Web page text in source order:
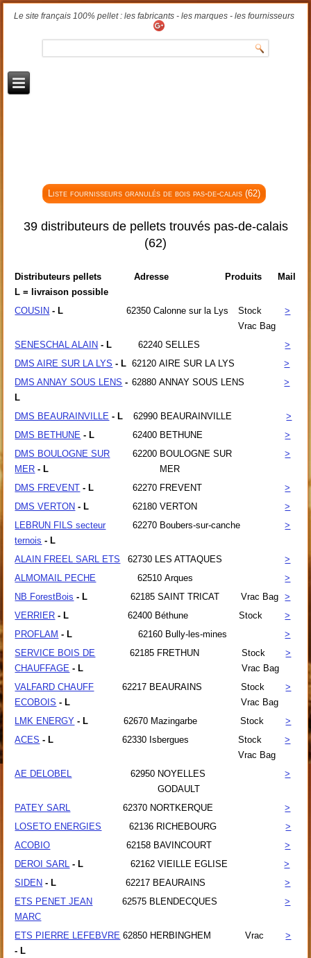
Le site français 100% pellet : les fabricants - les marques - les fournisseurs
Liste fournisseurs granulés de bois pas-de-calais (62)
39 distributeurs de pellets trouvés pas-de-calais
(62)
Distributeurs pellets
L = livraison possible
Adresse Produits Mail
COUSIN - L 62350 Calonne sur la Lys
Stock
Vrac Bag
>
SENESCHAL ALAIN - L 62240 SELLES
>
DMS AIRE SUR LA LYS - L 62120 AIRE SUR LA LYS
>
DMS ANNAY SOUS LENS -
L
62880 ANNAY SOUS LENS >
DMS BEAURAINVILLE - L 62990 BEAURAINVILLE
>
DMS BETHUNE - L 62400 BETHUNE
>
DMS BOULOGNE SUR
MER - L
62200 BOULOGNE SUR
MER
>
DMS FREVENT - L 62270 FREVENT
>
DMS VERTON - L 62180 VERTON
>
LEBRUN FILS secteur
ternois - L
62270 Boubers-sur-canche >
ALAIN FREEL SARL ETS 62730 LES ATTAQUES
>
ALMOMAIL PECHE
62510 Arques
>
NB ForestBois - L 62185 SAINT TRICAT Vrac Bag
>
VERRIER - L 62400 Béthune Stock
>
PROFLAM - L 62160 Bully-les-mines
>
SERVICE BOIS DE
CHAUFFAGE - L
62185 FRETHUN
Stock
Vrac Bag
>
VALFARD CHAUFF
ECOBOIS - L
62217 BEAURAINS
Stock
Vrac Bag
>
LMK ENERGY - L 62670 Mazingarbe Stock
>
ACES - L 62330 Isbergues
Stock
Vrac Bag
>
AE DELOBEL 62950 NOYELLES
GODAULT
>
PATEY SARL 62370 NORTKERQUE
>
LOSETO ENERGIES
62136 RICHEBOURG
>
ACOBIO
62158 BAVINCOURT
>
DEROI SARL
- L 62162 VIEILLE EGLISE
>
SIDEN - L 62217 BEAURAINS
>
ETS PENET JEAN
MARC
62575 BLENDECQUES >
ETS PIERRE LEFEBVRE
- L
62850 HERBINGHEM Vrac >